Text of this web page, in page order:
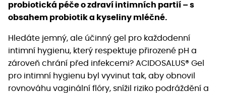
probiotická péče o zdraví intimních partií – s
obsahem probiotik a kyseliny mléčné.
Hledáte jemný, ale účinný gel pro každodenní
intimní hygienu, který respektuje přirozené pH a
zároveň chrání před infekcemi? ACIDOSALUS® Gel
pro intimní hygienu byl vyvinut tak, aby obnovil
rovnováhu vaginální flóry, snížil riziko podráždění a